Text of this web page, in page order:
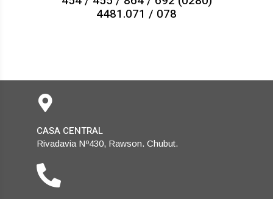
4481.071 / 078
CASA CENTRAL
Rivadavia Nº430, Rawson. Chubut.